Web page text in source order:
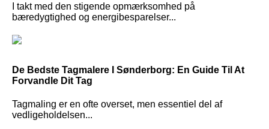
I takt med den stigende opmærksomhed på
bæredygtighed og energibesparelser...
De Bedste Tagmalere I Sønderborg: En Guide Til At
Forvandle Dit Tag
Tagmaling er en ofte overset, men essentiel del af
vedligeholdelsen...